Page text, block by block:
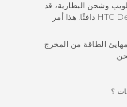
وشحن البطارية، قد
HTC دافئًا. هذا أمر
الطاقة من المخرج
؟